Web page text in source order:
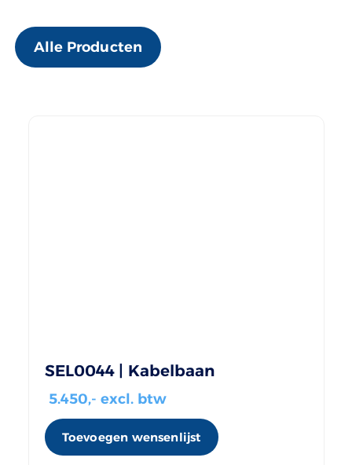
Alle Producten
SEL0044 | Kabelbaan
5.450,- excl. btw
Toevoegen wensenlijst